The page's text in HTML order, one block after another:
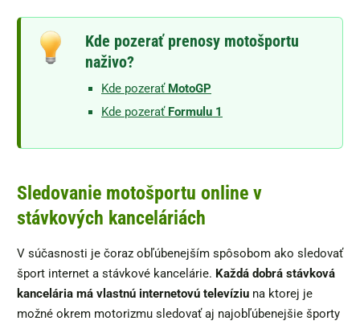
Kde pozerať prenosy motošportu
naživo?
Kde pozerať MotoGP
Kde pozerať Formulu 1
Sledovanie motošportu online v
stávkových kanceláriách
V súčasnosti je čoraz obľúbenejším spôsobom ako sledovať
šport internet a stávkové kancelárie. Každá dobrá stávková
kancelária má vlastnú internetovú televíziu na ktorej je
možné okrem motorizmu sledovať aj najobľúbenejšie športy